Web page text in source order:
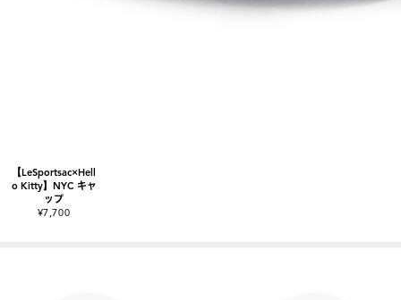
【LeSportsac×Hell
o Kitty】NYC キャ
ップ
¥7,700